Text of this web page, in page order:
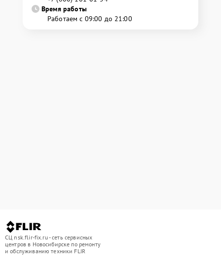
Время работы
Работаем с 09:00 до 21:00
СЦ nsk.flir-fix.ru - сеть сервисных
центров в Новосибирске по ремонту
и обслуживанию техники FLIR